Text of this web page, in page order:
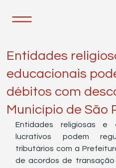
Entidades
educacionais
débitos com
Município de São
Entidades religiosas e
lucrativos podem
tributários com a
de acordos de